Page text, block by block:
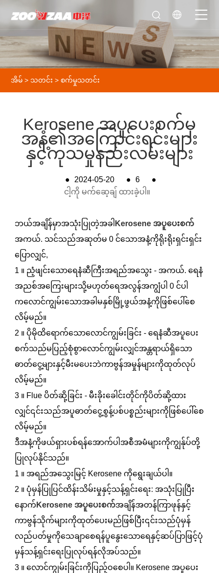
အိမ် > သတင်း >စက်မှုသတင်း
Kerosene အပူပေးစက်မှ
အနံ့၏အကြောင်းရင်းများ
နှင့်ကုသမှုနည်းလမ်းများ
● 2024-05-20 ● 6
●
ငါ့ကို မက်ဆေ့ချ် ထားခဲ့ပါ။
ဘယ်အချိန်မှာအသုံးပြုတဲ့အခါ Kerosene အပူပေးစက်
အကယ်. သင်သည်အဆုတ်မ 0 င်သောအနံ့ကိုရိုးရိုးရှင်းရှင်း
ပြောလျှင်,
1 ။ ညံ့ဖျင်းသောရေနံဆီကြီးအရည်အသွေး - အကယ်. ရေနံ
အညစ်အကြေးများသို့မဟုတ်ရေအလွန်အကျွံပါ 0 င်ပါ
ကလောင်ကျွမ်းသောအခါမနှစ်မြို့ဖွယ်အနံ့ကိုဖြစ်ပေါ်စေ
လိမ့်မည်။
2 ။ ပိုမိုထိရောက်သောလောင်ကျွမ်းခြင်း - ရေနံဆီအပူပေး
စက်သည်မပြည့်စုံစွာလောင်ကျွမ်းလျှင်အန္တရာယ်ရှိသော
ဓာတ်ငွေ့များနှင့်မီးမပေးဘဲကာဗွန်အမှုန်များကိုထုတ်လုပ်
လိမ့်မည်။
3 ။ Flue ပိတ်ဆို့ခြင်း - မီးခိုးခေါင်းတိုင်ကိုပိတ်ဆို့ထား
လျှင်၎င်းသည်အပူဓာတ်ငွေ့စွန့်ပစ်ပစ္စည်းများကိုဖြစ်ပေါ်စေ
လိမ့်မည်။
ဒီအနံ့ကိုဖယ်ရှားပစ်ရန်အောက်ပါအစီအမံများကိုကျွန်ုပ်တို့
ပြုလုပ်နိုင်သည်။
1 ။ အရည်အသွေးမြင့် Kerosene ကိုရွေးချယ်ပါ။
2 ။ ပုံမှန်ပြုပြင်ထိန်းသိမ်းမှုနှင့်သန့်ရှင်းရေး: အသုံးပြုပြီး
နောက် Kerosene အပူပေးစက်အချိန်အတန်ကြာဖုန်နှင့်
ကာဗွန်သိုက်များကိုထုတ်ပေးမည်ဖြစ်ပြီး၎င်းသည်ပုံမှန်
လည်ပတ်မှုကိုသေချာစေရန်ပူနွေးသောရေနှင့်ဆပ်ပြာဖြင့်ပုံ
မှန်သန့်ရှင်းရေးပြုလုပ်ရန်လိုအပ်သည်။
3 ။ လောင်ကျွမ်းခြင်းကိုပြည့်ဝစေပါ။ Kerosene အပူပေး